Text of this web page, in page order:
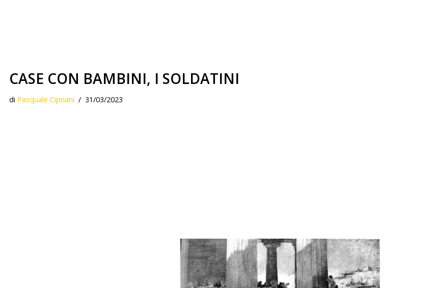
CASE CON BAMBINI, I SOLDATINI
di Pasquale Cipriani 31/03/2023